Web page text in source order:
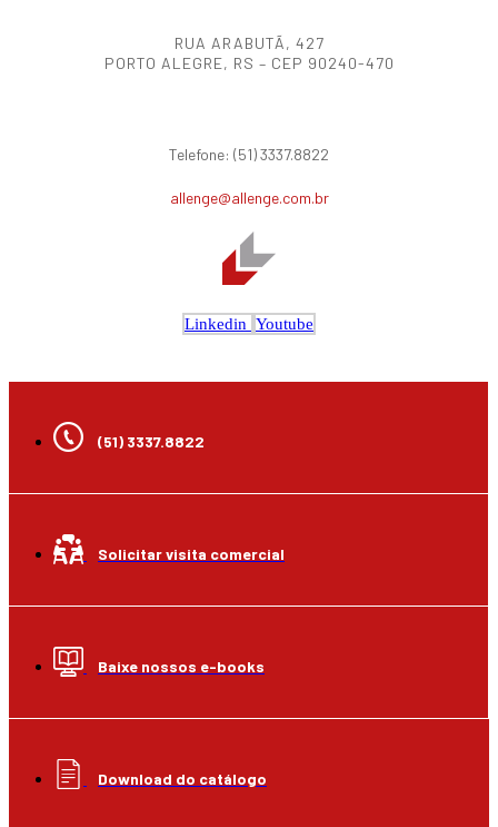
RUA ARABUTÃ, 427
PORTO ALEGRE, RS – CEP 90240-470
Telefone: (51) 3337.8822
allenge@allenge.com.br
Linkedin Youtube
(51) 3337.8822
Solicitar visita comercial
Baixe nossos e-books
Download do catálogo